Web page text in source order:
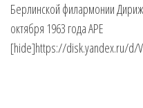
Берлинской филармонии
октября 1963 года APE
[hide]https://disk.yandex.ru/d/